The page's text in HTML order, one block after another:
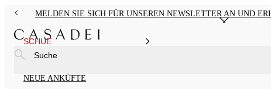
MELDEN SIE SICH FÜR UNSEREN NEWSLETTER AN UND
SCHUE
NEUE ANKÜFTE
Suche